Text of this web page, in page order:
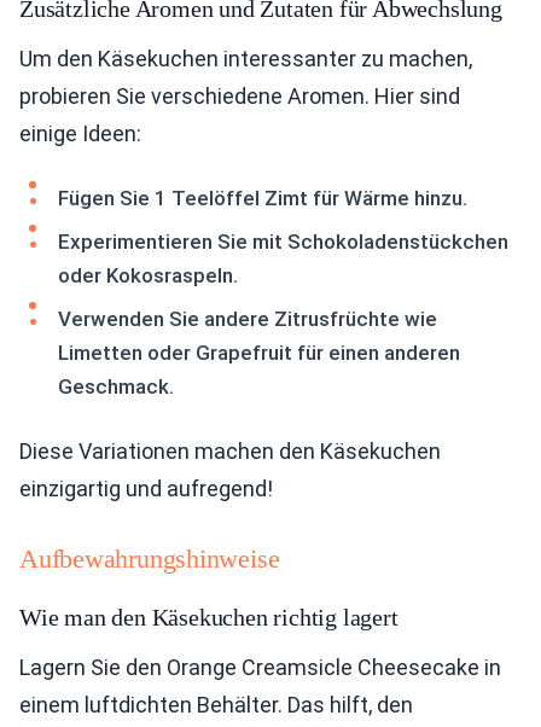
Zusätzliche Aromen und Zutaten für Abwechslung
Um den Käsekuchen interessanter zu machen,
probieren Sie verschiedene Aromen. Hier sind
einige Ideen:
Fügen Sie 1 Teelöffel Zimt für Wärme hinzu.
Experimentieren Sie mit Schokoladenstückchen
oder Kokosraspeln.
Verwenden Sie andere Zitrusfrüchte wie
Limetten oder Grapefruit für einen anderen
Geschmack.
Diese Variationen machen den Käsekuchen
einzigartig und aufregend!
Aufbewahrungshinweise
Wie man den Käsekuchen richtig lagert
Lagern Sie den Orange Creamsicle Cheesecake in
einem luftdichten Behälter. Das hilft, den